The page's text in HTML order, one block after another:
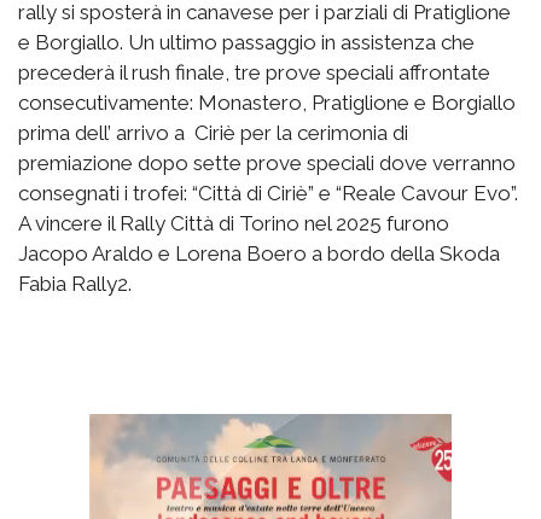
rally si sposterà in canavese per i parziali di Pratiglione
e Borgiallo. Un ultimo passaggio in assistenza che
precederà il rush finale, tre prove speciali affrontate
consecutivamente: Monastero, Pratiglione e Borgiallo
prima dell’ arrivo a Ciriè per la cerimonia di
premiazione dopo sette prove speciali dove verranno
consegnati i trofei: “Città di Ciriè” e “Reale Cavour Evo”.
A vincere il Rally Città di Torino nel 2025 furono
Jacopo Araldo e Lorena Boero a bordo della Skoda
Fabia Rally2.